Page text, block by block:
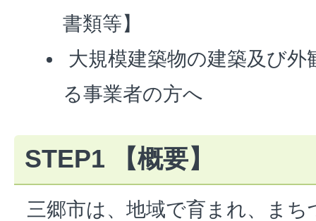
書類等】
大規模建築物の建築及び
る事業者の方へ
STEP1 【概要】
三郷市は、地域で育まれ、ま